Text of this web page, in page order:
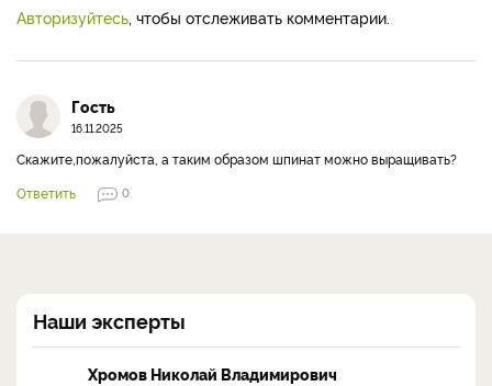
Авторизуйтесь, чтобы отслеживать комментарии.
Гость
16.11.2025
Скажите,пожалуйста, а таким образом шпинат можно выращивать?
Ответить
0
Наши эксперты
Хромов Николай Владимирович